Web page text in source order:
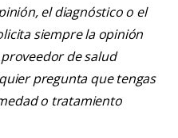
el diagnóstico o el
siempre la opinión
de salud
pregunta que tengas
o tratamiento